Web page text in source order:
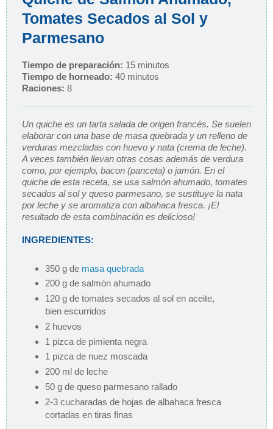
Tomates Secados al Sol y
Parmesano
Tiempo de preparación: 15 minutos
Tiempo de horneado: 40 minutos
Raciones: 8
Un quiche es un tarta salada de origen francés. Se suelen
elaborar con una base de masa quebrada y un relleno de
verduras mezcladas con huevo y nata (crema de leche).
A veces también llevan otras cosas además de verdura
como, por ejemplo, bacon (panceta) o jamón. En el
quiche de esta receta, se usa salmón ahumado, tomates
secados al sol y queso parmesano, se sustituye la nata
por leche y se aromatiza con albahaca fresca. ¡El
resultado de esta combinación es delicioso!
INGREDIENTES:
350 g de masa quebrada
200 g de salmón ahumado
120 g de tomates secados al sol en aceite,
bien escurridos
2 huevos
1 pizca de pimienta negra
1 pizca de nuez moscada
200 ml de leche
50 g de queso parmesano rallado
2-3 cucharadas de hojas de albahaca fresca
cortadas en tiras finas